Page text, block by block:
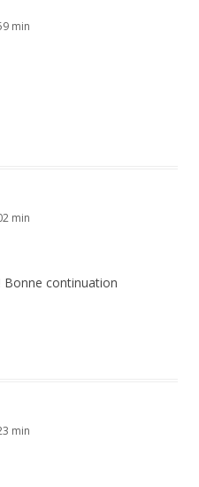
min
min
Bonne continuation
min